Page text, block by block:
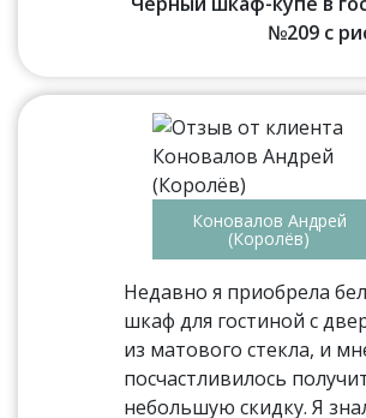
№209 с
Коновалов Андрей
(Королёв)
Недавно я приобрела
шкаф для гостиной с
из матового стекла, и
посчастливилось
небольшую скидку. Я